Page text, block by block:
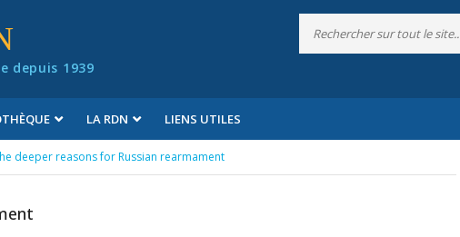
depuis 1939
LA RDN LIENS UTILES
deeper reasons for Russian rearmament